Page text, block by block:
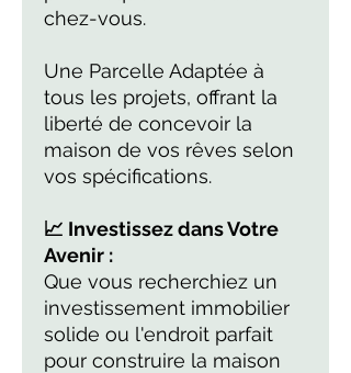
chez-vous.
Une Parcelle Adaptée à
tous les projets, offrant la
liberté de concevoir la
maison de vos rêves selon
vos spécifications.
📈 Investissez dans Votre
Avenir :
Que vous recherchiez un
investissement immobilier
solide ou l'endroit parfait
pour construire la maison